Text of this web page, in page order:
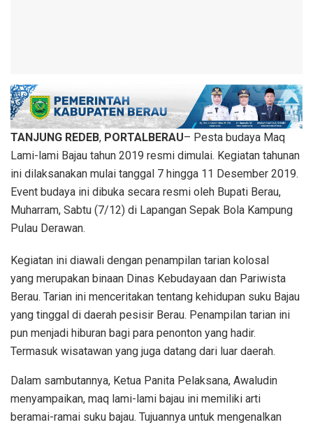
TANJUNG REDEB, PORTALBERAU– Pesta budaya Maq
Lami-lami Bajau tahun 2019 resmi dimulai. Kegiatan tahunan
ini dilaksanakan mulai tanggal 7 hingga 11 Desember 2019.
Event budaya ini dibuka secara resmi oleh Bupati Berau,
Muharram, Sabtu (7/12) di Lapangan Sepak Bola Kampung
Pulau Derawan.
Kegiatan ini diawali dengan penampilan tarian kolosal
yang merupakan binaan Dinas Kebudayaan dan Pariwista
Berau. Tarian ini menceritakan tentang kehidupan suku Bajau
yang tinggal di daerah pesisir Berau. Penampilan tarian ini
pun menjadi hiburan bagi para penonton yang hadir.
Termasuk wisatawan yang juga datang dari luar daerah.
Dalam sambutannya, Ketua Panita Pelaksana, Awaludin
menyampaikan, maq lami-lami bajau ini memiliki arti
beramai-ramai suku bajau. Tujuannya untuk mengenalkan